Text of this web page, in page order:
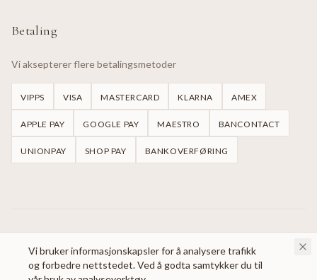
Vi bruker informasjonskapsler for å analysere trafikk
og forbedre nettstedet. Ved å godta samtykker du til
Betaling
Vi aksepterer flere betalingsmetoder
VIPPS VISA MASTERCARD KLARNA AMEX
APPLE PAY GOOGLE PAY MAESTRO BANCONTACT
UNIONPAY SHOP PAY BANKOVERFØRING